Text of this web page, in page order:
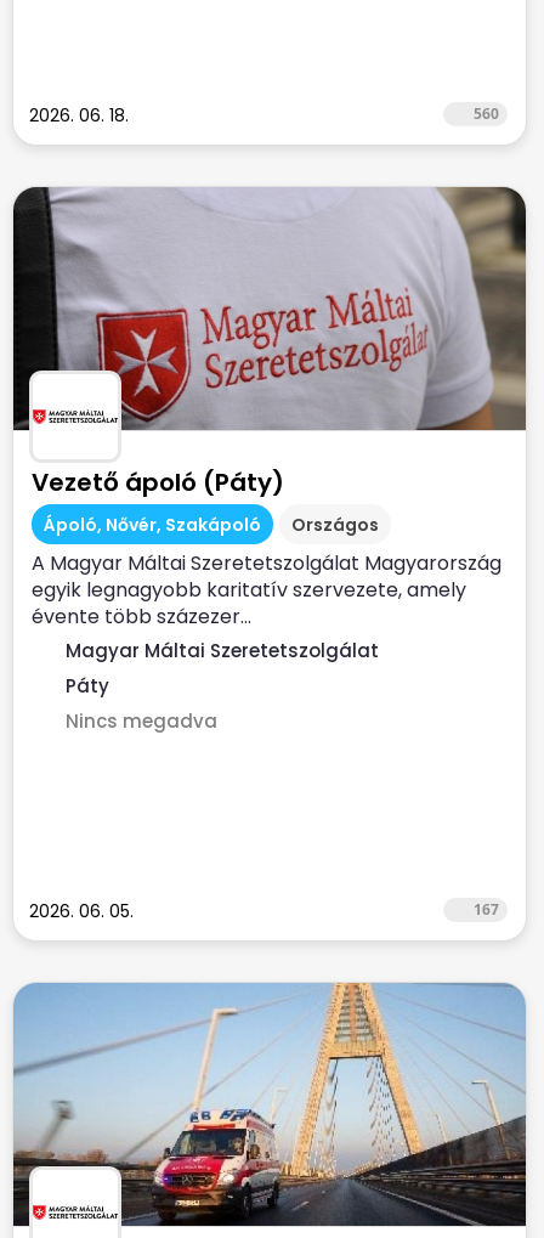
2026. 06. 18. 560
Vezető ápoló (Páty)
Ápoló, Nővér, Szakápoló Országos
A Magyar Máltai Szeretetszolgálat Magyarország
egyik legnagyobb karitatív szervezete, amely
évente több százezer...
Magyar Máltai Szeretetszolgálat
Páty
Nincs megadva
2026. 06. 05. 167